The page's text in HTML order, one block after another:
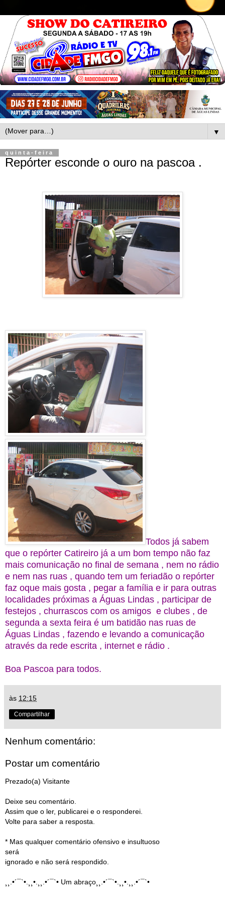
▼
quinta-feira
Repórter esconde o ouro na pascoa .
Todos já sabem
que o repórter Catireiro já a um bom tempo não faz
mais comunicação no final de semana , nem no rádio
e nem nas ruas , quando tem um feriadão o repórter
faz oque mais gosta , pegar a família e ir para outras
localidades próximas a Águas Lindas , participar de
festejos , churrascos com os amigos e clubes , de
segunda a sexta feira é um batidão nas ruas de
Águas Lindas , fazendo e levando a comunicação
através da rede escrita , internet e rádio .
Boa Pascoa para todos.
às 12:15
Compartilhar
Nenhum comentário:
Postar um comentário
Prezado(a) Visitante
Deixe seu comentário.
Assim que o ler, publicarei e o responderei.
Volte para saber a resposta.
* Mas qualquer comentário ofensivo e insultuoso
será
ignorado e não será respondido.
¸¸.•´¯`•.¸¸•.¸¸.•´¯`• Um abraço¸¸.•´¯`•.¸¸•.¸¸.•´¯`•